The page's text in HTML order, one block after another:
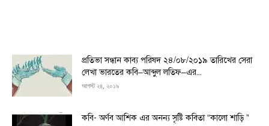
প্রতিভা সন্ধান কাব্য পরিষদ ২৪/০৮/২০১৯ তারিখের সেরা
লেখা ভারতের কবি–আব্দুল লতিফ–এর...
আগস্ট ২৪, ২০১৯
কবি- অর্ণব আশিক এর অনন্য সৃষ্টি কবিতা “কালো শাড়ি ”